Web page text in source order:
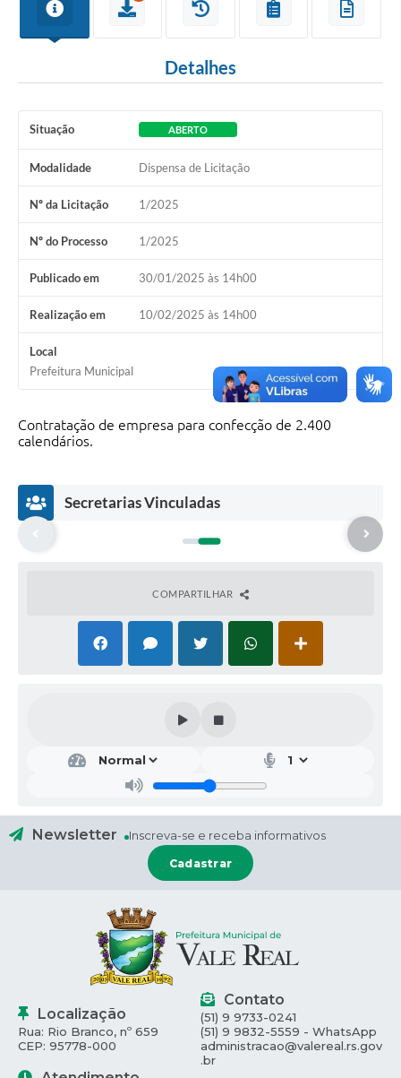
Detalhes
Situação ABERTO
Modalidade Dispensa de Licitação
Nº da Licitação 1/2025
Nº do Processo 1/2025
Publicado em 30/01/2025 às 14h00
Realização em 10/02/2025 às 14h00
Local
Prefeitura Municipal
Contratação de empresa para confecção de 2.400
calendários.
Secretarias Vinculadas
etar
pal
de
COMPARTILHAR
Newsletter Inscreva-se e receba informativos
Cadastrar
Localização
Rua: Rio Branco, nº 659
CEP: 95778-000
Contato
(51) 9 9733-0241
(51) 9 9832-5559 - WhatsApp
administracao@valereal.rs.gov
.br